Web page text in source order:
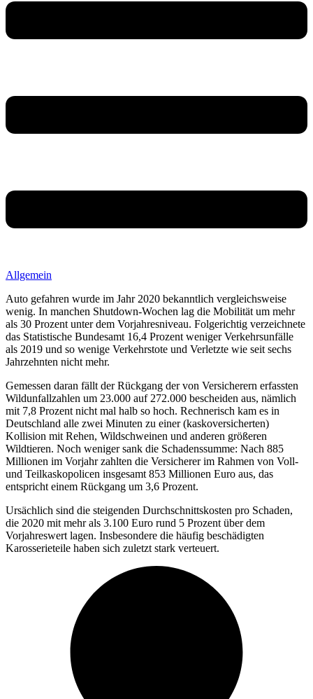
Allgemein
Auto gefahren wurde im Jahr 2020 bekanntlich vergleichsweise
wenig. In manchen Shutdown-Wochen lag die Mobilität um mehr
als 30 Prozent unter dem Vorjahresniveau. Folgerichtig verzeichnete
das Statistische Bundesamt 16,4 Prozent weniger Verkehrsunfälle
als 2019 und so wenige Verkehrstote und Verletzte wie seit sechs
Jahrzehnten nicht mehr.
Gemessen daran fällt der Rückgang der von Versicherern erfassten
Wildunfallzahlen um 23.000 auf 272.000 bescheiden aus, nämlich
mit 7,8 Prozent nicht mal halb so hoch. Rechnerisch kam es in
Deutschland alle zwei Minuten zu einer (kaskoversicherten)
Kollision mit Rehen, Wildschweinen und anderen größeren
Wildtieren. Noch weniger sank die Schadenssumme: Nach 885
Millionen im Vorjahr zahlten die Versicherer im Rahmen von Voll-
und Teilkaskopolicen insgesamt 853 Millionen Euro aus, das
entspricht einem Rückgang um 3,6 Prozent.
Ursächlich sind die steigenden Durchschnittskosten pro Schaden,
die 2020 mit mehr als 3.100 Euro rund 5 Prozent über dem
Vorjahreswert lagen. Insbesondere die häufig beschädigten
Karosserieteile haben sich zuletzt stark verteuert.